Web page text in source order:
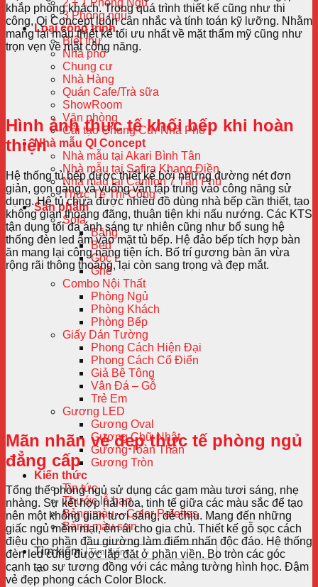
2 + 1 Phòng Ngủ
3 Phòng ngủ
Loại công trình
Biệt thự
Nhà phố
Chung cư
Nhà Hàng
Quán Cafe/Trà sữa
ShowRoom
Văn phòng
Cải tạo Chung Cư/ Nhà Phố
Nhà mẫu QI Concept
Nhà mẫu tại Akari Bình Tân
Nhà mẫu tại Safira Khang Điền
Nhà mẫu tại Carillon 7 Tân Phú
Thực Tế Thi Công
Sản phẩm
Sofa
Băng
Bed
Góc L
Ghế
Combo Nội Thất
Phòng Ngủ
Phòng Khách
Phòng Bếp
Giấy Dán Tường
Phong Cách Hiện Đại
Phong Cách Cổ Điển
Giả Bê Tông
Vân Đá – Gỗ
Trẻ Em
Gương LED
Gương Oval
Gương Chữ Nhật
Gương Toàn Thân
Gương Tròn
Kiến thức
Tin tức
Thước lỗ ban
Bảng màu – Color Palettes
Bảng màu sơn
Tìm kiếm:
khắp phòng khách. Trong quá trình thiết kế cũng như thi
công, Qi Concept luôn cân nhắc và tính toán kỹ lưỡng. Nhằm
mang lại mẫu thiết kế tối ưu nhất về mặt thẩm mỹ cũng như
trọn vẹn về mặt công năng.
Hình ảnh thực tế khối bếp khi hoàn
thiện
Hệ thống tủ bếp được thiết kế bởi những đường nét đơn
giản, gọn gàng và vuông vắn tập trung vào công năng sử
dụng. Hệ tủ chứa được nhiều đồ dùng nhà bếp cần thiết, tạo
không gian thoáng đãng, thuận tiện khi nấu nướng. Các KTS
tận dụng tối đa ánh sáng tự nhiên cũng như bổ sung hệ
thống đèn led âm vào mặt tủ bếp. Hệ đảo bếp tích hợp bàn
ăn mang lại công năng tiện ích. Bố trí gương bàn ăn vừa
rộng rãi thông thoáng, lại còn sang trọng và đẹp mắt.
Mãn nhãn vẻ đẹp thực tế phòng ngủ
đẳng cấp
Tổng thể phòng ngủ sử dụng các gam màu tươi sáng, nhẹ
nhàng. Sự kết hợp hài hòa, tinh tế giữa các màu sắc để tạo
nên một không gian tươi sáng, dễ chịu. Mang đến những
giấc ngủ mềm mại, êm ái cho gia chủ. Thiết kế gỗ sọc cách
điệu cho phần đầu giường làm điểm nhấn độc đáo. Hệ thống
đèn led cũng được lắp đặt ở phần viền. Bo tròn các góc
cạnh tạo sự tương đồng với các mảng tường hình học. Đậm
vẻ đẹp phong cách Color Block.